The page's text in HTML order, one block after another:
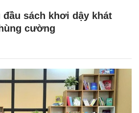
đầu sách khơi dậy khát
cường